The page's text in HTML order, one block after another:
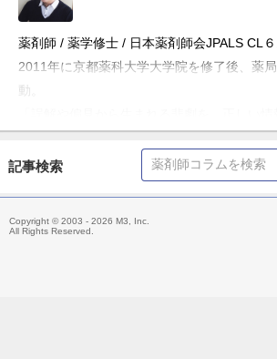
薬剤師 / 薬学修士 / 日本薬剤師会JPALS CL６
2011年に京都薬科大学大学院を修了後、薬
動。
「誤解や偏見から生まれる悲劇を、正しい情
て防ぎたい」という理念のもと、ブログ「
Information」やTwitter「@Fizz_DI」を使っ
いた医療情報の発信・共有を行うほか、大
主な著書「薬局ですぐに役立つ薬の比較と使
記事検索
Copyright © 2003 - 2026 M3, Inc.
All Rights Reserved.